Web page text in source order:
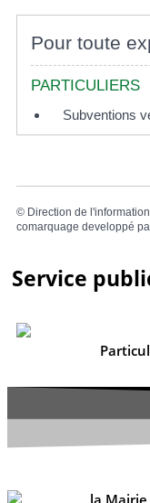
Pour toute
PARTICULIERS
Subventions
© Direction de
comarquage developpé
Service